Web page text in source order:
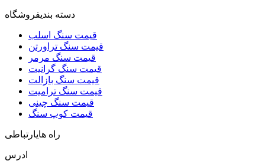
دسته بندیفروشگاه
قیمت سنگ اسلب
قیمت سنگ تراورتن
قیمت سنگ مرمر
قیمت سنگ گرانیت
قیمت سنگ بازالت
قیمت سنگ ترامیت
قیمت سنگ چینی
قیمت کوپ سنگ
راه هایارتباطی
ادرس